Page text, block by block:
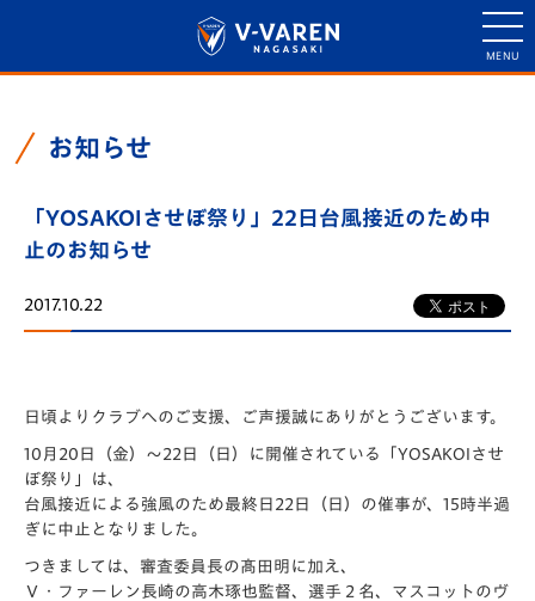
お知らせ
「YOSAKOIさせぼ祭り」22日台風接近のため中
止のお知らせ
2017.10.22
日頃よりクラブへのご支援、ご声援誠にありがとうございます。
10月20日（金）～22日（日）に開催されている「YOSAKOIさせ
ぼ祭り」は、
台風接近による強風のため最終日22日（日）の催事が、15時半過
ぎに中止となりました。
つきましては、審査委員長の髙田明に加え、
Ｖ・ファーレン長崎の高木琢也監督、選手２名、マスコットのヴ